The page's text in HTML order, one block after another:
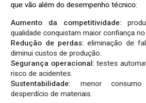
que vão além do desempenho técnico:
Aumento da competitividade:
qualidade conquistam maior confiança no
Redução de perdas: eliminação de
diminui custos de produção.
Segurança operacional: testes
risco de acidentes.
Sustentabilidade: menor
desperdício de materiais.